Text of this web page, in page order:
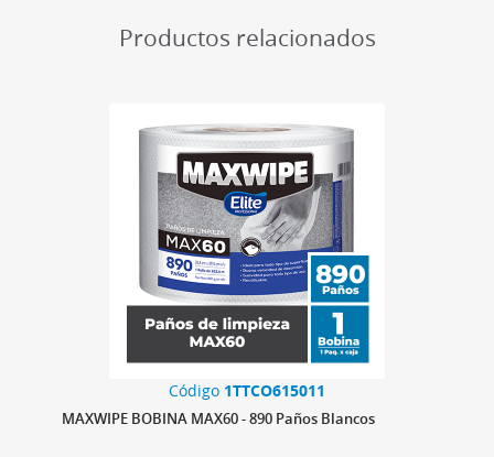
Productos relacionados
Código 1TTCO615011
MAXWIPE BOBINA MAX60 - 890 Paños Blancos